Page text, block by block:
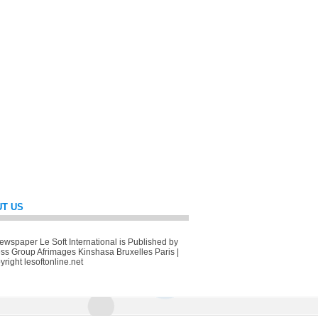
US
Le Soft International is Published by
Group Afrimages Kinshasa Bruxelles Paris |
lesoftonline.net